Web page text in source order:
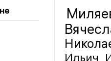
Ильич